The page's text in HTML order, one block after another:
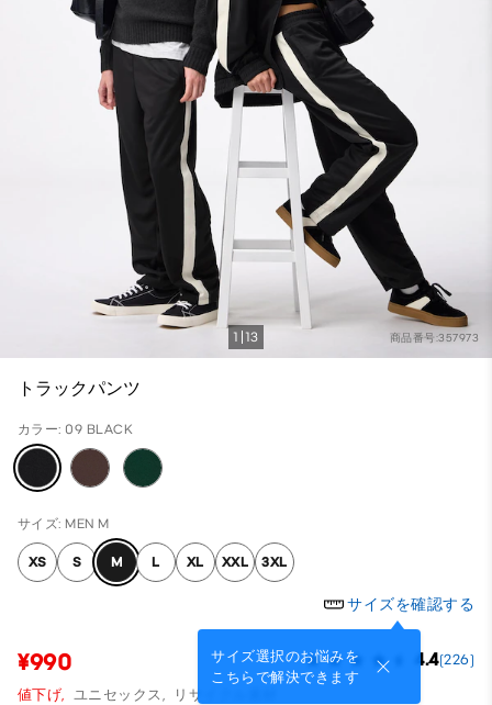
商品番号:357973
1 13
トラックパンツ
カラー: 09 BLACK
サイズ: MEN M
XS S M L XL XXL 3XL
サイズを確認する
サイズ選択のお悩みを
こちらで解決できます
¥990 4.4(226)
値下げ, ユニセックス, リサイクル素材